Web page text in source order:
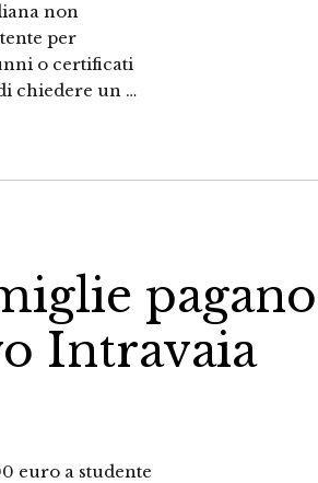
non
per
o certificati
chiedere un …
pagano
Intravaia
euro a studente